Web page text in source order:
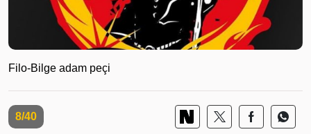
Filo-Bilge adam peçi
8/40